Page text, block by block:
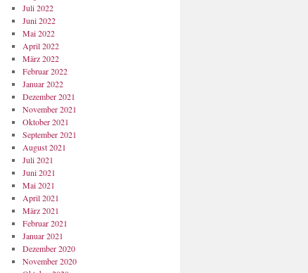
Juli 2022
Juni 2022
Mai 2022
April 2022
März 2022
Februar 2022
Januar 2022
Dezember 2021
November 2021
Oktober 2021
September 2021
August 2021
Juli 2021
Juni 2021
Mai 2021
April 2021
März 2021
Februar 2021
Januar 2021
Dezember 2020
November 2020